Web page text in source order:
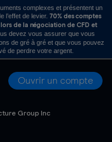
complexes et présentent un
l’effet de levier. 70% des comptes
de la négociation de CFD et
devez vous assurer que vous
de gré à gré et que vous pouvez
de perdre votre argent.
Ouvrir un compte
Group Inc